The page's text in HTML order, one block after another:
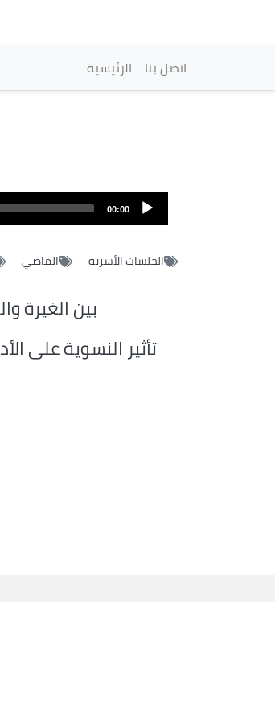
Main navigation
الرئيسية اتصل بنا
Audio
00:00
الجلسات الأسرية الماضي
بين الغيرة
تأثير النسوية على